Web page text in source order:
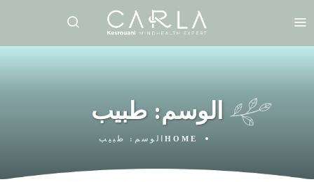
الوسم:طبيب
HOME الوسم: طبيب